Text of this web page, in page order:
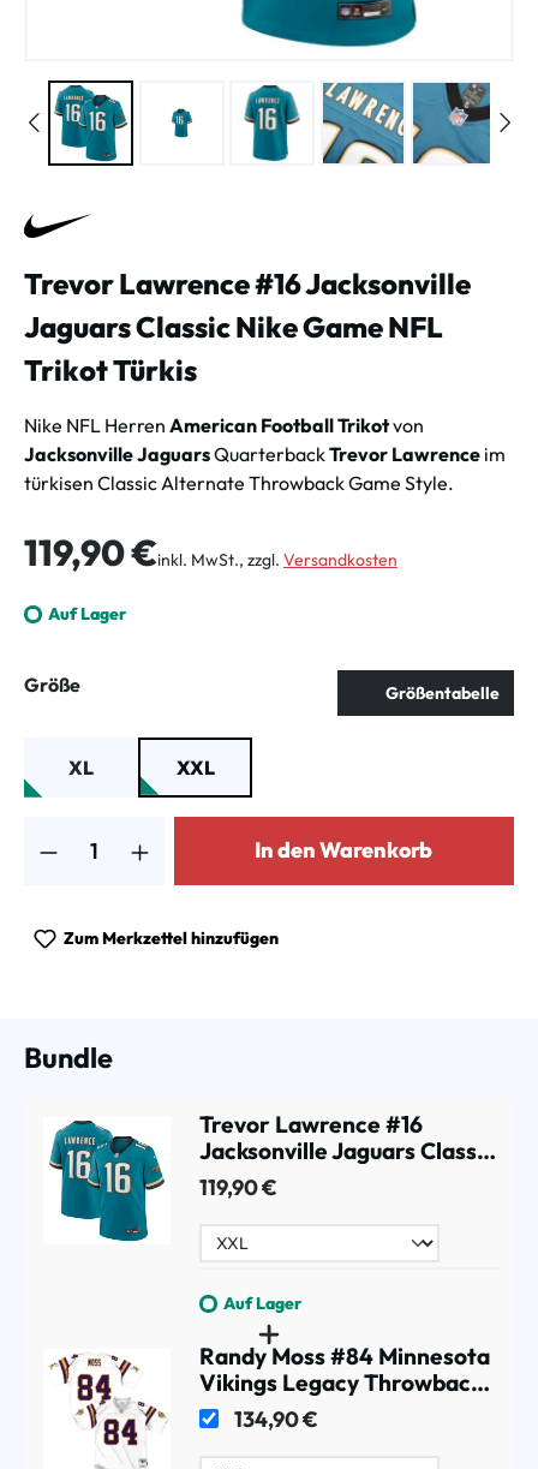
Trevor Lawrence #16 Jacksonville
Jaguars Classic Nike Game NFL
Trikot Türkis
Nike NFL Herren American Football Trikotvon
Jacksonville JaguarsQuarterbackTrevor Lawrence im
türkisen Classic Alternate Throwback Game Style.
Regulärer Preis:
119,90 €inkl. MwSt., zzgl. Versandkosten
Auf Lager
Größeauswählen Größentabelle
XL XXL
In den Warenkorb
Zum Merkzettel hinzufügen
Bundle
Trevor Lawrence #16
Jacksonville Jaguars Classic
Nike Game NFL Trikot
Türkis
119,90 €
Auf Lager
Randy Moss #84 Minnesota
Vikings Legacy Throwback
NFL Trikot Weiß
134,90 €